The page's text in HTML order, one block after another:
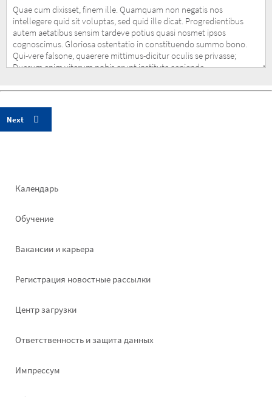
Request
Footer
Календарь
Обучение
Вакансии и карьера
Pегистрация новостные рассылки
Footer
Центр загрузки
Ответственность и защита данных
Импрессум